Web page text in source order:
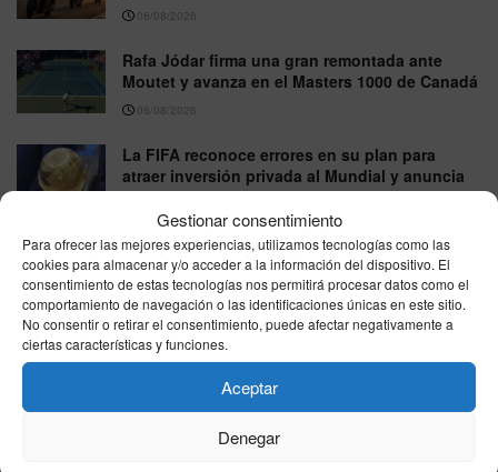
Gestionar consentimiento
Para ofrecer las mejores experiencias, utilizamos tecnologías como las
cookies para almacenar y/o acceder a la información del dispositivo. El
consentimiento de estas tecnologías nos permitirá procesar datos como el
comportamiento de navegación o las identificaciones únicas en este sitio.
No consentir o retirar el consentimiento, puede afectar negativamente a
ciertas características y funciones.
Aceptar
Denegar
06/08/2026
Rafa Jódar firma una gran remontada ante
Moutet y avanza en el Masters 1000 de Canadá
06/08/2026
La FIFA reconoce errores en su plan para
atraer inversión privada al Mundial y anuncia
una revisión interna
06/08/2026
La FIFA desmiente un supuesto acuerdo para
llevar la final del Mundial 2030 a Marruecos
06/08/2026
Rafa Jódar debuta hoy en Montreal ante
Corentin Moutet: horario y dónde ver el partido
por televisión